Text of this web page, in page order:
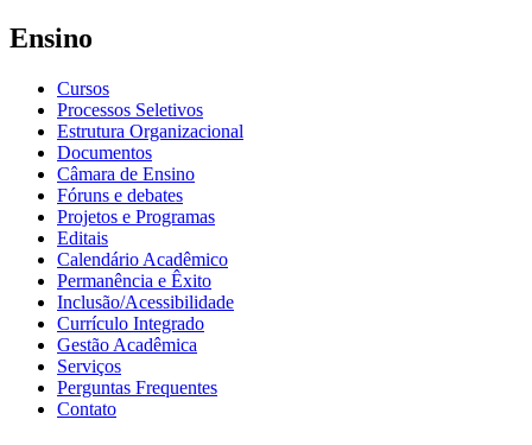
Ensino
Cursos
Processos Seletivos
Estrutura Organizacional
Documentos
Câmara de Ensino
Fóruns e debates
Projetos e Programas
Editais
Calendário Acadêmico
Permanência e Êxito
Inclusão/Acessibilidade
Currículo Integrado
Gestão Acadêmica
Serviços
Perguntas Frequentes
Contato